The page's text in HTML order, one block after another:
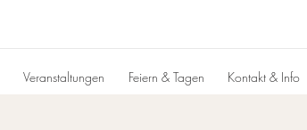
Veranstaltungen Feiern & Tagen Kontakt & Info